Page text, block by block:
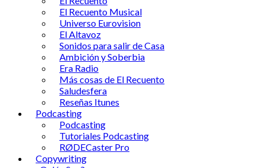
El Recuento Musical
Universo Eurovision
El Altavoz
Sonidos para salir de Casa
Ambición y Soberbia
Era Radio
Más cosas de El Recuento
Saludesfera
Reseñas Itunes
Podcasting
Podcasting
Tutoriales Podcasting
RØDECaster Pro
Copywriting